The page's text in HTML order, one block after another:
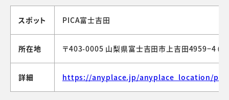
スポット PICA富士吉田
所在地 〒403-0005 山梨県富士吉田市上吉田4959−4（
詳細 https://anyplace.jp/anyplace_location/